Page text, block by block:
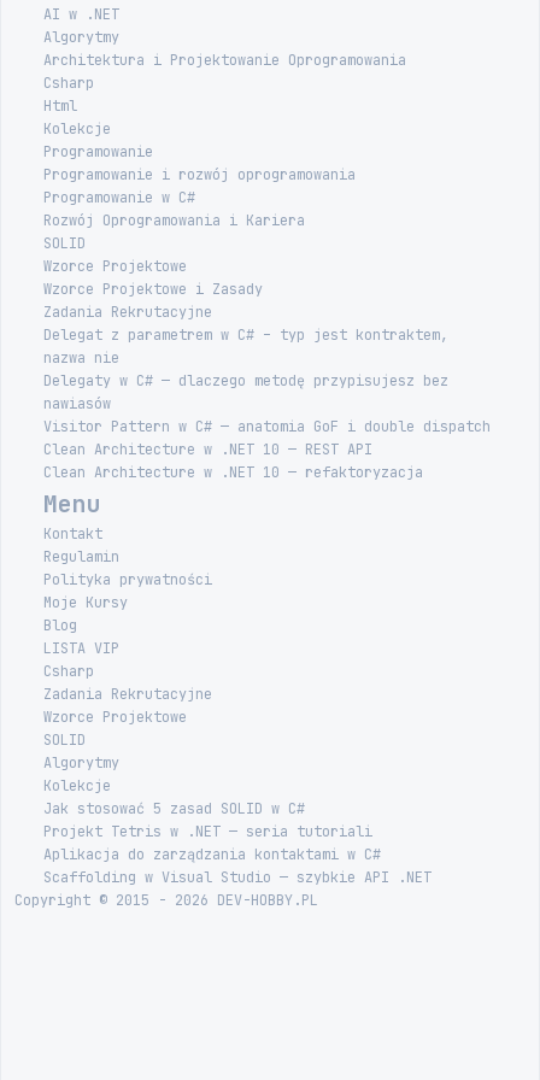
AI w .NET
Algorytmy
Architektura i Projektowanie Oprogramowania
Csharp
Html
Kolekcje
Programowanie
Programowanie i rozwój oprogramowania
Programowanie w C#
Rozwój Oprogramowania i Kariera
SOLID
Wzorce Projektowe
Wzorce Projektowe i Zasady
Zadania Rekrutacyjne
Delegat z parametrem w C# – typ jest kontraktem,
nazwa nie
Delegaty w C# — dlaczego metodę przypisujesz bez
nawiasów
Visitor Pattern w C# — anatomia GoF i double dispatch
Clean Architecture w .NET 10 — REST API
Clean Architecture w .NET 10 — refaktoryzacja
Menu
Kontakt
Regulamin
Polityka prywatności
Moje Kursy
Blog
LISTA VIP
Csharp
Zadania Rekrutacyjne
Wzorce Projektowe
SOLID
Algorytmy
Kolekcje
Jak stosować 5 zasad SOLID w C#
Projekt Tetris w .NET — seria tutoriali
Aplikacja do zarządzania kontaktami w C#
Scaffolding w Visual Studio — szybkie API .NET
Copyright © 2015 - 2026 DEV-HOBBY.PL